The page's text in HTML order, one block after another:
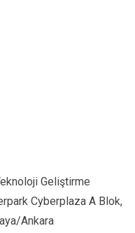
Geliştirme
Cyberplaza A Blok,
Ankara